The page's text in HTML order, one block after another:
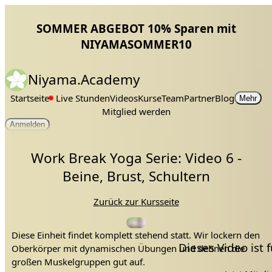
SOMMER ABGEBOT 10% Sparen mit
NIYAMASOMMER10
Niyama.Academy
Startseite Live StundenVideosKurseTeamPartnerBlog Mehr
Mitglied werden
Anmelden
Work Break Yoga Serie: Video 6 -
Beine, Brust, Schultern
Zurück zur Kursseite
Dieses Video ist
Diese Einheit findet komplett stehend statt. Wir lockern den
Oberkörper mit dynamischen Übungen und dehnen die
großen Muskelgruppen gut auf.